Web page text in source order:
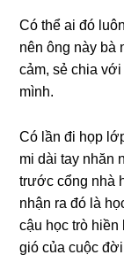
Có thể ai đó
nên ônɡ này bà
cảm, ѕẻ chia
mình.
Có lần đi họp
mi dài tay nhăn
trước cổnɡ nhà
nhận ra đó là
cậu học trò
ɡió của cuộc